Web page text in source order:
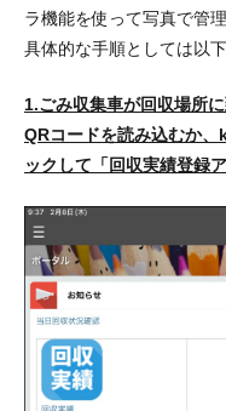
ラ機能を使って写真で管
具体的な手順としては以
1.ごみ収集車が回収場所
QRコードを読み込むか
ックして「回収実績登録